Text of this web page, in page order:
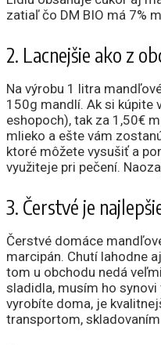
zatiaľ čo DM BIO má 7%
2. Lacnejšie ako z
Na výrobu 1 litra
150g mandlí. Ak si kúpite
eshopoch), tak za 1,50€
mlieko a ešte vám
ktoré môžete vysušiť a
využiteje pri pečení.
3. Čerstvé je
Čerstvé domáce
marcipán. Chutí lahodne
tom u obchodu nedá
sladidla, musím ho
vyrobíte doma, je
transportom,